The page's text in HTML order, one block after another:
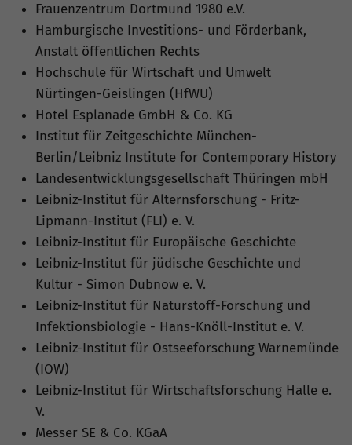
Frauenzentrum Dortmund 1980 e.V.
Hamburgische Investitions- und Förderbank,
Anstalt öffentlichen Rechts
Hochschule für Wirtschaft und Umwelt
Nürtingen-Geislingen (HfWU)
Hotel Esplanade GmbH & Co. KG
Institut für Zeitgeschichte München-
Berlin/Leibniz Institute for Contemporary History
Landesentwicklungsgesellschaft Thüringen mbH
Leibniz-Institut für Alternsforschung - Fritz-
Lipmann-Institut (FLI) e. V.
Leibniz-Institut für Europäische Geschichte
Leibniz-Institut für jüdische Geschichte und
Kultur - Simon Dubnow e. V.
Leibniz-Institut für Naturstoff-Forschung und
Infektionsbiologie - Hans-Knöll-Institut e. V.
Leibniz-Institut für Ostseeforschung Warnemünde
(IOW)
Leibniz-Institut für Wirtschaftsforschung Halle e.
V.
Messer SE & Co. KGaA